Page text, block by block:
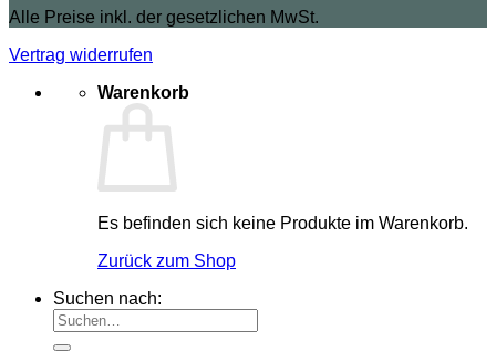
Alle Preise inkl. der gesetzlichen MwSt.
Vertrag widerrufen
Warenkorb
Es befinden sich keine Produkte im Warenkorb.
Zurück zum Shop
Suchen nach: